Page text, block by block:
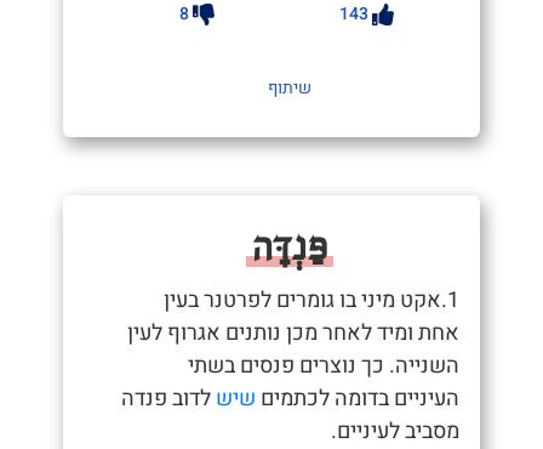
143
8
שיתוף
פַּנְדָּה
1.אקט מיני בו גומרים לפרטנר בעין
אחת ומיד לאחר מכן נותנים אגרוף לעין
השנייה. כך נוצרים פנסים בשתי
העיניים בדומה לכתמים שישלדוב פנדה
מסביב לעיניים.